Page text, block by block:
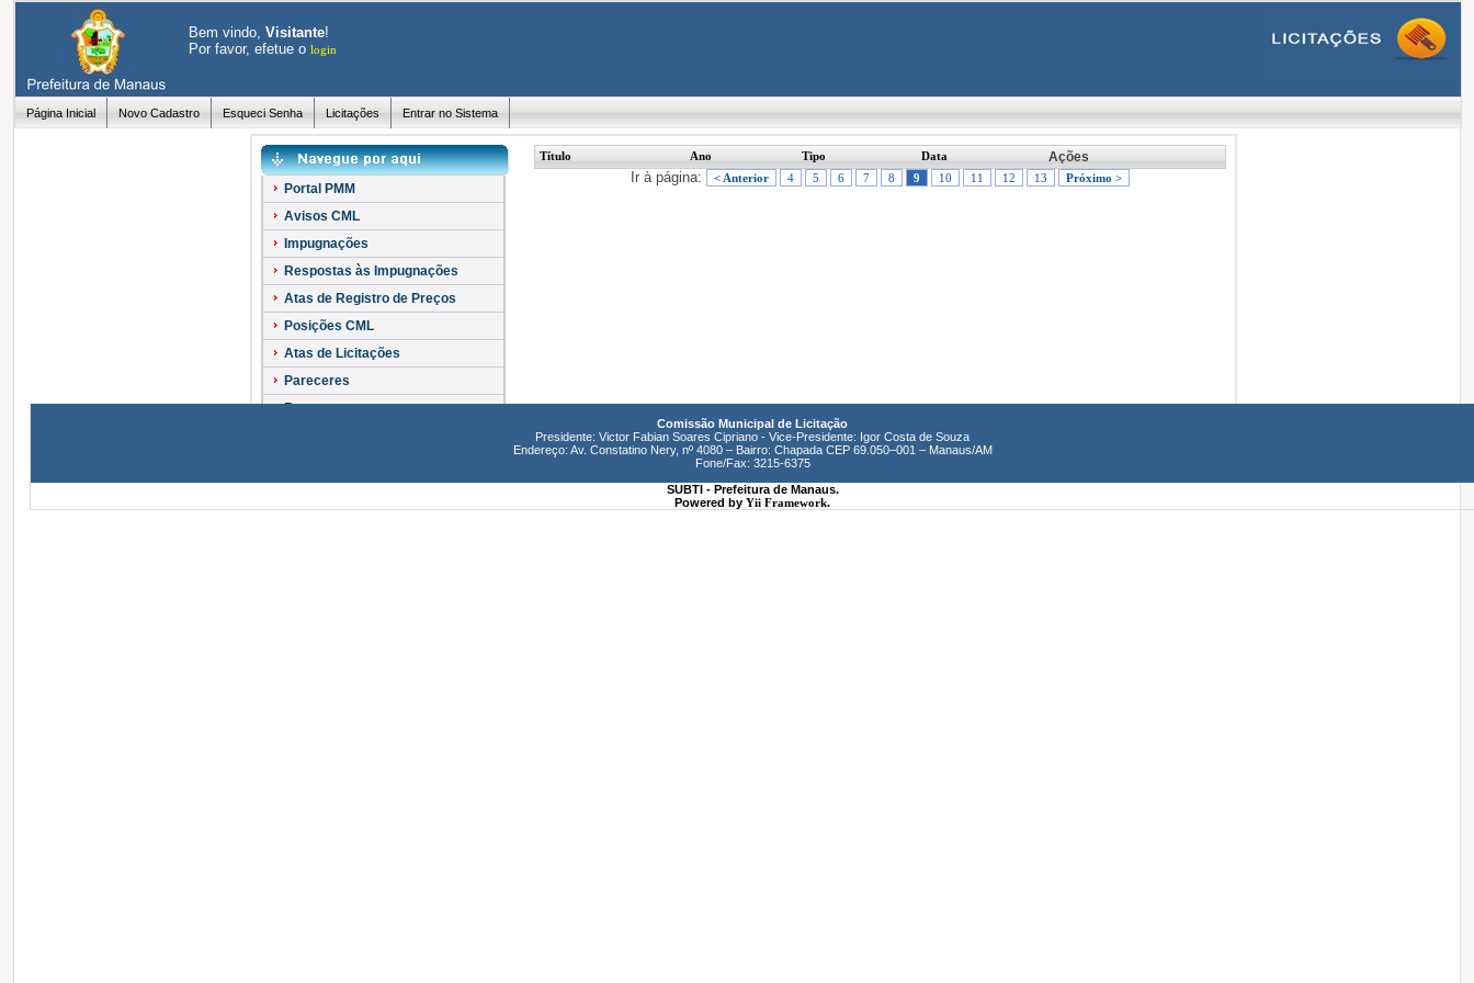
Bem vindo,Visitante!
Por favor, efetue ologin
Página Inicial Novo Cadastro Esqueci Senha Licitações Entrar no Sistema
Portal PMM
Avisos CML
Impugnações
Respostas às Impugnações
Atas de Registro de Preços
Posições CML
Atas de Licitações
Pareceres
Recursos
Título Ano Tipo Data Ações
Ir à página: < Anterior 4 5 6 7 8 9 10 11 12 13 Próximo >
Comissão Municipal de Licitação
Presidente: Victor Fabian Soares Cipriano - Vice-Presidente: Igor Costa de Souza
Endereço: Av. Constatino Nery, nº 4080 – Bairro: Chapada CEP 69.050–001 – Manaus/AM
Fone/Fax: 3215-6375
SUBTI - Prefeitura de Manaus.
Powered byYii Framework.